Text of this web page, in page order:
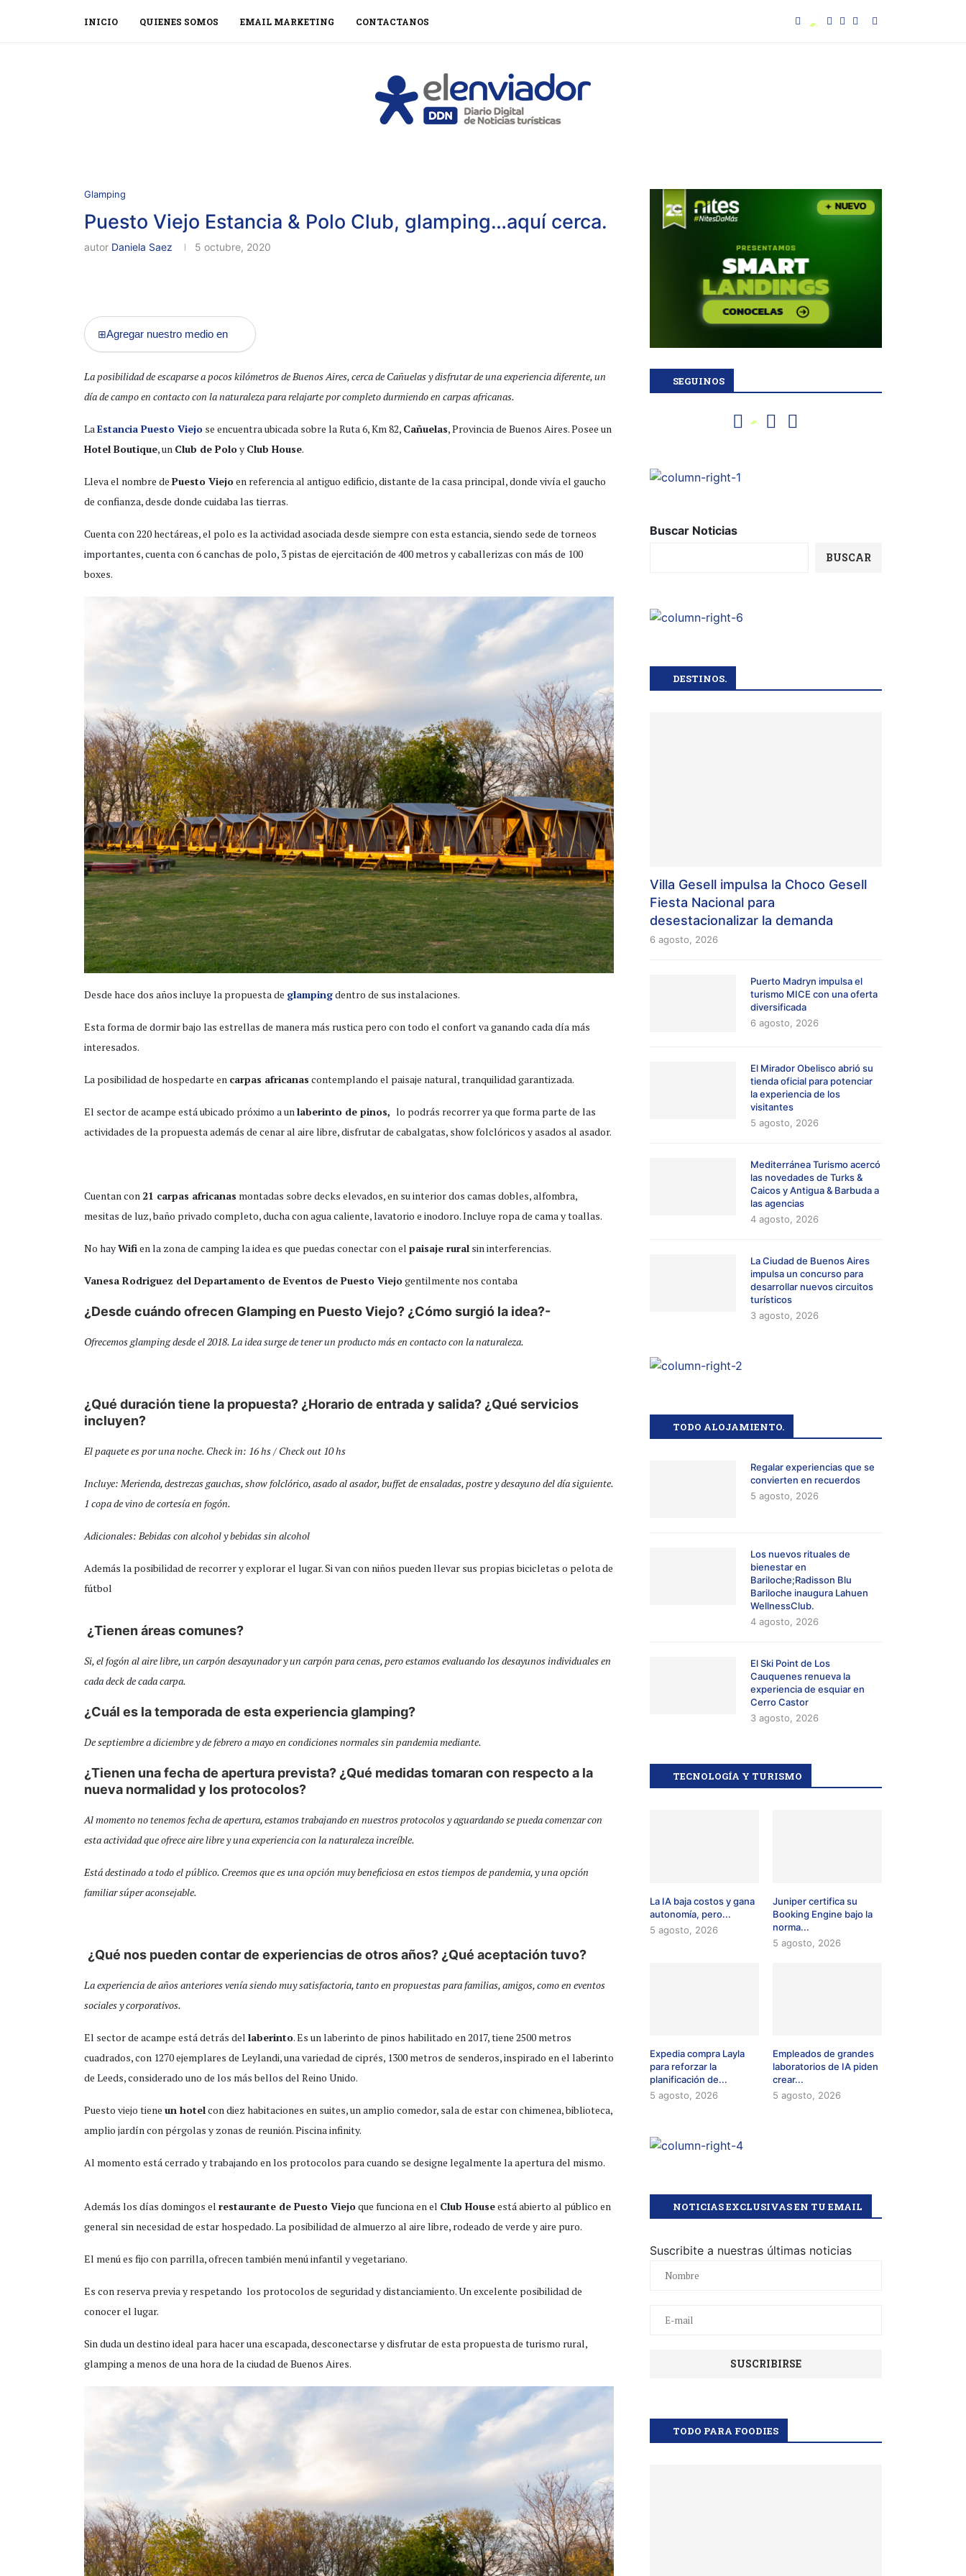
INICIO QUIENES SOMOS EMAIL MARKETING CONTACTANOS
Glamping
Puesto Viejo Estancia & Polo Club, glamping…aquí cerca.
autor Daniela Saez 5 octubre, 2020
⊞Agregar nuestro medio en
La posibilidad de escaparse a pocos kilómetros de Buenos Aires, cerca de Cañuelas y disfrutar de una experiencia diferente, un
día de campo en contacto con la naturaleza para relajarte por completo durmiendo en carpas africanas.
LaEstancia Puesto Viejo se encuentra ubicada sobre la Ruta 6, Km 82, Cañuelas, Provincia de Buenos Aires. Posee un
Hotel Boutique, un Club de Poloy Club House.
Lleva el nombre de Puesto Viejoen referencia al antiguo edificio, distante de la casa principal, donde vivía el gaucho
de confianza, desde donde cuidaba las tierras.
Cuenta con 220 hectáreas, el polo es la actividad asociada desde siempre con esta estancia, siendo sede de torneos
importantes, cuenta con 6 canchas de polo, 3 pistas de ejercitación de 400 metros y caballerizas con más de 100
boxes.
Desde hace dos años incluye la propuesta de glampingdentro de sus instalaciones.
Esta forma de dormir bajo las estrellas de manera más rustica pero con todo el confort va ganando cada día más
interesados.
La posibilidad de hospedarte en carpas africanas contemplando el paisaje natural, tranquilidad garantizada.
El sector de acampe está ubicado próximo a un laberinto de pinos, lo podrás recorrer ya que forma parte de las
actividades de la propuesta además de cenar al aire libre, disfrutar de cabalgatas, show folclóricos y asados al asador.
Cuentan con 21 carpas africanas montadas sobre decks elevados, en su interior dos camas dobles, alfombra,
mesitas de luz, baño privado completo, ducha con agua caliente, lavatorio e inodoro. Incluye ropa de cama y toallas.
No hayWifi en la zona de camping la idea es que puedas conectar con el paisaje rural sin interferencias.
Vanesa Rodriguez del Departamento de Eventos de Puesto Viejogentilmente nos contaba
¿Desde cuándo ofrecen Glamping en Puesto Viejo? ¿Cómo surgió la idea?-
Ofrecemos glamping desde el 2018. La idea surge de tener un producto más en contacto con la naturaleza.
¿Qué duración tiene la propuesta? ¿Horario de entrada y salida? ¿Qué servicios
incluyen?
El paquete es por una noche. Check in: 16 hs / Check out 10 hs
Incluye: Merienda, destrezas gauchas, show folclórico, asado al asador, buffet de ensaladas, postre y desayuno del día siguiente.
1 copa de vino de cortesía en fogón.
Adicionales: Bebidas con alcohol y bebidas sin alcohol
Además la posibilidad de recorrer y explorar el lugar. Si van con niños pueden llevar sus propias bicicletas o pelota de
fútbol
¿Tienen áreas comunes?
Si, el fogón al aire libre, un carpón desayunador y un carpón para cenas, pero estamos evaluando los desayunos individuales en
cada deck de cada carpa.
¿Cuál es la temporada de esta experiencia glamping?
De septiembre a diciembre y de febrero a mayo en condiciones normales sin pandemia mediante.
¿Tienen una fecha de apertura prevista? ¿Qué medidas tomaran con respecto a la
nueva normalidad y los protocolos?
Al momento no tenemos fecha de apertura, estamos trabajando en nuestros protocolos y aguardando se pueda comenzar con
esta actividad que ofrece aire libre y una experiencia con la naturaleza increíble.
Está destinado a todo el público. Creemos que es una opción muy beneficiosa en estos tiempos de pandemia, y una opción
familiar súper aconsejable.
¿Qué nos pueden contar de experiencias de otros años? ¿Qué aceptación tuvo?
La experiencia de años anteriores venía siendo muy satisfactoria, tanto en propuestas para familias, amigos, como en eventos
sociales y corporativos.
El sector de acampe está detrás del laberinto. Es un laberinto de pinos habilitado en 2017, tiene 2500 metros
cuadrados, con 1270 ejemplares de Leylandi, una variedad de ciprés, 1300 metros de senderos, inspirado en el laberinto
de Leeds, considerado uno de los más bellos del Reino Unido.
Puesto viejo tiene un hotelcon diez habitaciones en suites, un amplio comedor, sala de estar con chimenea, biblioteca,
amplio jardín con pérgolas y zonas de reunión. Piscina infinity.
Al momento está cerrado y trabajando en los protocolos para cuando se designe legalmente la apertura del mismo.
Además los días domingos el restaurante de Puesto Viejoque funciona en el Club Houseestá abierto al público en
general sin necesidad de estar hospedado. La posibilidad de almuerzo al aire libre, rodeado de verde y aire puro.
El menú es fijo con parrilla, ofrecen también menú infantil y vegetariano.
Es con reserva previa y respetando los protocolos de seguridad y distanciamiento. Un excelente posibilidad de
conocer el lugar.
Sin duda un destino ideal para hacer una escapada, desconectarse y disfrutar de esta propuesta de turismo rural,
glamping a menos de una hora de la ciudad de Buenos Aires.
SEGUINOS
Buscar Noticias
BUSCAR
DESTINOS.
Villa Gesell impulsa la Choco Gesell
Fiesta Nacional para
desestacionalizar la demanda
6 agosto, 2026
Puerto Madryn impulsa el
turismo MICE con una oferta
diversificada
6 agosto, 2026
El Mirador Obelisco abrió su
tienda oficial para potenciar
la experiencia de los
visitantes
5 agosto, 2026
Mediterránea Turismo acercó
las novedades de Turks &
Caicos y Antigua & Barbuda a
las agencias
4 agosto, 2026
La Ciudad de Buenos Aires
impulsa un concurso para
desarrollar nuevos circuitos
turísticos
3 agosto, 2026
TODO ALOJAMIENTO.
Regalar experiencias que se
convierten en recuerdos
5 agosto, 2026
Los nuevos rituales de
bienestar en
Bariloche;Radisson Blu
Bariloche inaugura Lahuen
WellnessClub.
4 agosto, 2026
El Ski Point de Los
Cauquenes renueva la
experiencia de esquiar en
Cerro Castor
3 agosto, 2026
TECNOLOGÍA Y TURISMO
La IA baja costos y gana
autonomía, pero...
5 agosto, 2026
Juniper certifica su
Booking Engine bajo la
norma...
5 agosto, 2026
Expedia compra Layla
para reforzar la
planificación de...
5 agosto, 2026
Empleados de grandes
laboratorios de IA piden
crear...
5 agosto, 2026
NOTICIAS EXCLUSIVAS EN TU EMAIL
Suscribite a nuestras últimas noticias
TODO PARA FOODIES